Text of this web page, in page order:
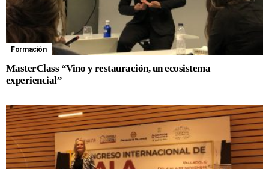
Formación
MasterClass “Vino y restauración, un ecosistema
experiencial”